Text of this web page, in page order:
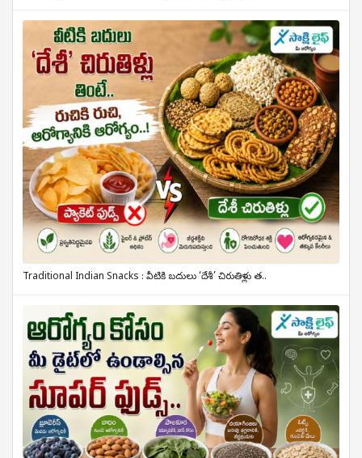
Traditional Indian Snacks : వీటికి బదులు ‘దేశీ’ చిరుతిళ్లు త..